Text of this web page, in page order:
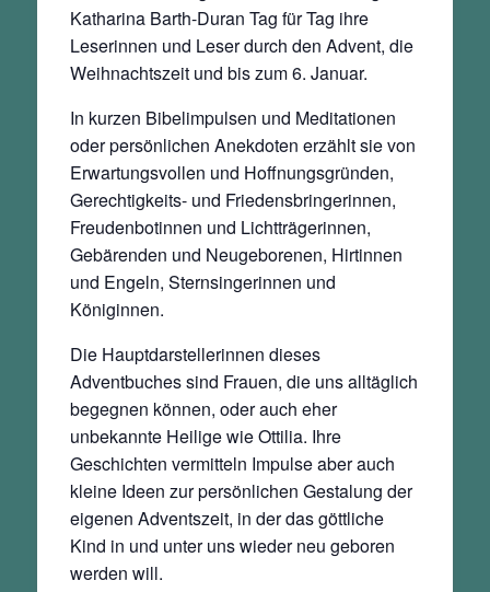
Katharina Barth-Duran Tag für Tag ihre
Leserinnen und Leser durch den Advent, die
Weihnachtszeit und bis zum 6. Januar.
In kurzen Bibelimpulsen und Meditationen
oder persönlichen Anekdoten erzählt sie von
Erwartungsvollen und Hoffnungsgründen,
Gerechtigkeits- und Friedensbringerinnen,
Freudenbotinnen und Lichtträgerinnen,
Gebärenden und Neugeborenen, Hirtinnen
und Engeln, Sternsingerinnen und
Königinnen.
Die Hauptdarstellerinnen dieses
Adventbuches sind Frauen, die uns alltäglich
begegnen können, oder auch eher
unbekannte Heilige wie Ottilia. Ihre
Geschichten vermitteln Impulse aber auch
kleine Ideen zur persönlichen Gestalung der
eigenen Adventszeit, in der das göttliche
Kind in und unter uns wieder neu geboren
werden will.